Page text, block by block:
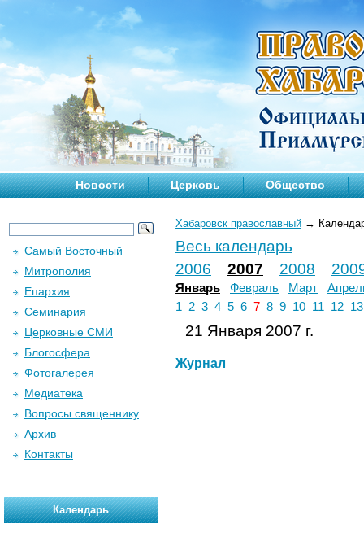
Новости Церковь Общество
Хабаровск православный →
Весь календарь
2006
2007 2008
Январь Февраль Март
1
2 3 4 5 6 7 8 9 10 11 12 13
21 Января 2007 г.
Журнал
Самый Восточный
Митрополия
Епархия
Семинария
Церковные СМИ
Блогосфера
Фотогалерея
Медиатека
Вопросы священнику
Архив
Контакты
Календарь